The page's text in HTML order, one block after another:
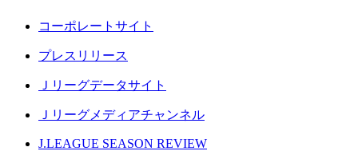
コーポレートサイト
プレスリリース
Ｊリーグデータサイト
Ｊリーグメディアチャンネル
J.LEAGUE SEASON REVIEW